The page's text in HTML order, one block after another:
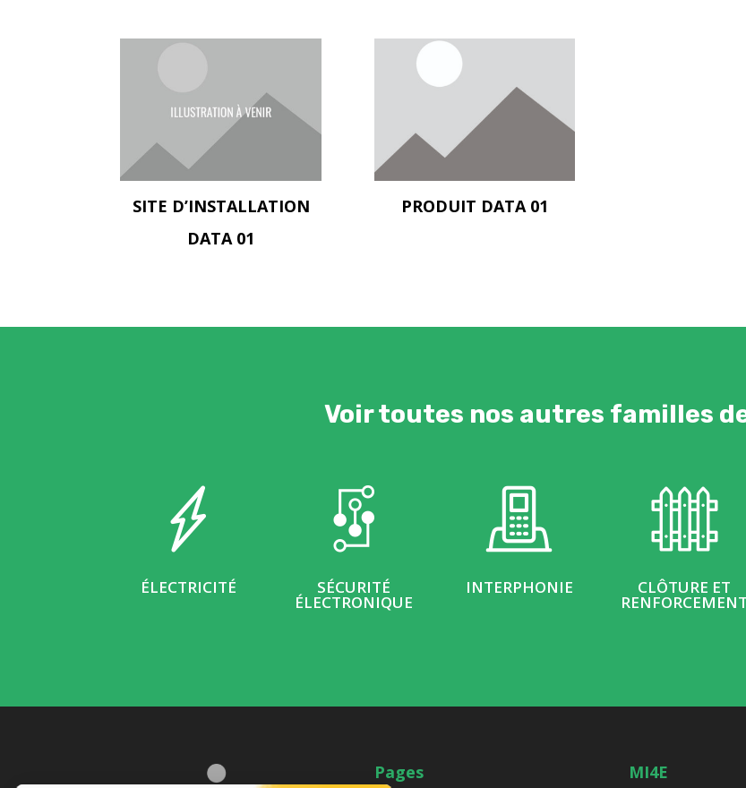
SITE D’INSTALLATION
DATA 01
PRODUIT DATA 01
Voir toutes nos autres familles
ÉLECTRICITÉ SÉCURITÉ
ÉLECTRONIQUE
INTERPHONIE CLÔTURE ET
RENFORCEMENT
Pages MI4E